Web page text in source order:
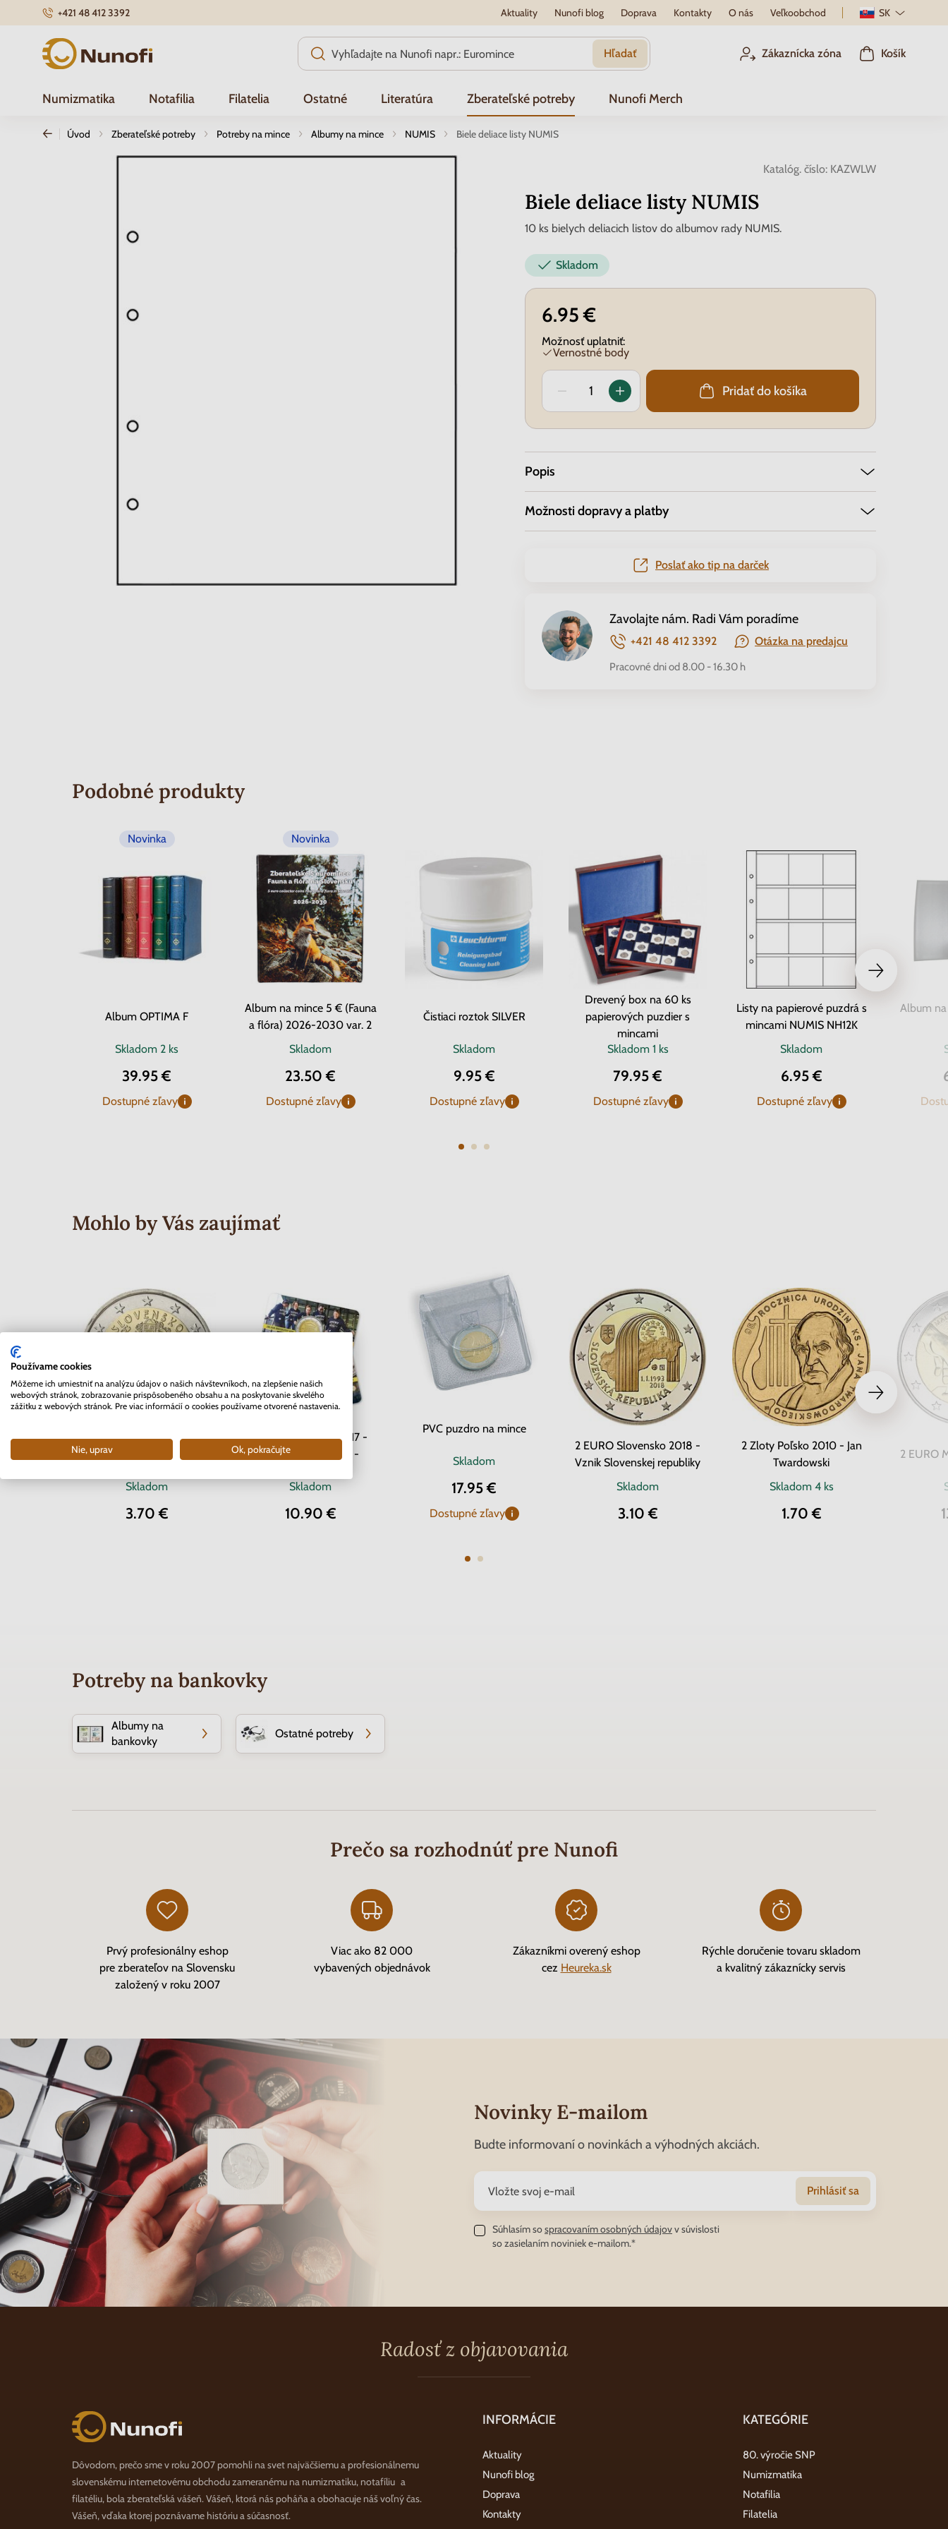
+421 48 412 3392 Aktuality Nunofi blog Doprava Kontakty O nás Veľkoobchod SK
Nunofi.sk Hľadať Zákaznícka zóna Košík
Numizmatika Notafilia Filatelia Ostatné Literatúra Zberateľské potreby Nunofi Merch
Úvod Zberateľské potreby Potreby na mince Albumy na mince NUMIS Biele deliace listy NUMIS
Katalóg. číslo: KAZWLW
Biele deliace listy NUMIS
10 ks bielych deliacich listov do albumov rady NUMIS.
Skladom
6.95 €
Možnosť uplatniť:
Vernostné body
Pridať do košíka
Popis
Možnosti dopravy a platby
Poslať ako tip na darček
Zavolajte nám. Radi Vám poradíme
+421 48 412 3392 Otázka na predajcu
Pracovné dni od 8.00 - 16.30 h
Podobné produkty
Novinka
Album OPTIMA F
Skladom 2 ks
39.95 €
Dostupné zľavy
Novinka
Album na mince 5 € (Fauna
a flóra) 2026-2030 var. 2
Skladom
23.50 €
Dostupné zľavy
Čistiaci roztok SILVER
Skladom
9.95 €
Dostupné zľavy
Drevený box na 60 ks
papierových puzdier s
mincami
Skladom 1 ks
79.95 €
Dostupné zľavy
Listy na papierové puzdrá s
mincami NUMIS NH12K
Skladom
6.95 €
Dostupné zľavy
Album
Mohlo by Vás zaujímať
2 EURO Slovensko 2012 -
10. rokov Euro meny
Skladom
3.70 €
2 EURO Belgicko 2017 -
Univerzita v Gente -
Skladom
10.90 €
PVC puzdro na mince
Skladom
17.95 €
Dostupné zľavy
2 EURO Slovensko 2018 -
Vznik Slovenskej republiky
Skladom
3.10 €
2 Zloty Poľsko 2010 - Jan
Twardowski
Skladom 4 ks
1.70 €
2 EURO
Potreby na bankovky
Albumy na
bankovky
Ostatné potreby
Prečo sa rozhodnúť pre Nunofi
Prvý profesionálny eshop
pre zberateľov na Slovensku
založený v roku 2007
Viac ako 82 000
vybavených objednávok
Zákazníkmi overený eshop
cez Heureka.sk
Rýchle doručenie tovaru skladom
a kvalitný zákaznícky servis
Novinky E-mailom
Budte informovaní o novinkách a výhodných akciách.
Prihlásiť sa
Súhlasím sospracovaním osobných údajovv súvislosti
so zasielaním noviniek e-mailom.*
Radosť z objavovania
Nunofi.sk
Dôvodom, prečo sme v roku 2007 pomohli na svet najväčšiemu a profesionálnemu
slovenskému internetovému obchodu zameranému na numizmatiku, notafíliu a
filatéliu, bola zberateľská vášeň. Vášeň, ktorá nás poháňa a obohacuje náš voľný čas.
Vášeň, vďaka ktorej poznávame históriu a súčasnosť.
INFORMÁCIE
Aktuality
Nunofi blog
Doprava
Kontakty
KATEGÓRIE
80. výročie SNP
Numizmatika
Notafilia
Filatelia
Používame cookies
Môžeme ich umiestniť na analýzu údajov o našich návštevníkoch, na zlepšenie našich
webových stránok, zobrazovanie prispôsobeného obsahu a na poskytovanie skvelého
zážitku z webových stránok. Pre viac informácií o cookies používame otvorené nastavenia.
Nie, uprav Ok, pokračujte